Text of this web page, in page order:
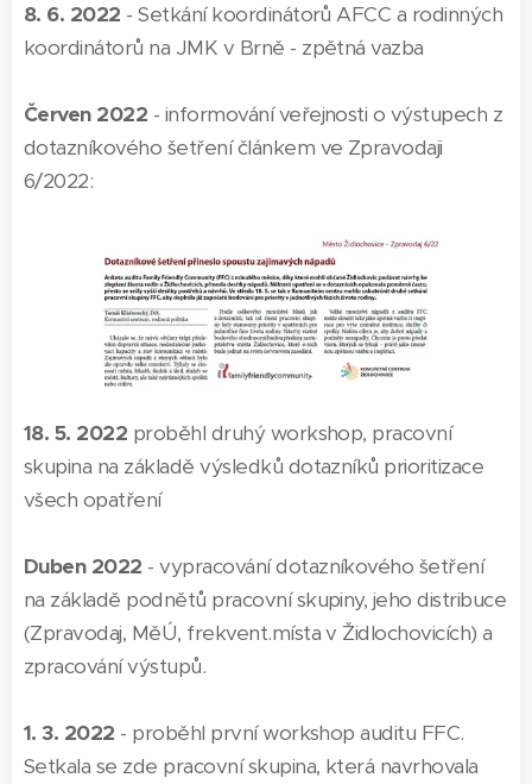
8. 6. 2022 - Setkání koordinátorů AFCC a rodinných
koordinátorů na JMK v Brně - zpětná vazba
Červen 2022 - informování veřejnosti o výstupech z
dotazníkového šetření článkem ve Zpravodaji
6/2022:
18. 5. 2022 proběhl druhý workshop, pracovní
skupina na základě výsledků dotazníků prioritizace
všech opatření
Duben 2022 - vypracování dotazníkového šetření
na základě podnětů pracovní skupiny, jeho distribuce
(Zpravodaj, MěÚ, frekvent.místa v Židlochovicích) a
zpracování výstupů.
1. 3. 2022 - proběhl první workshop auditu FFC.
Setkala se zde pracovní skupina, která navrhovala